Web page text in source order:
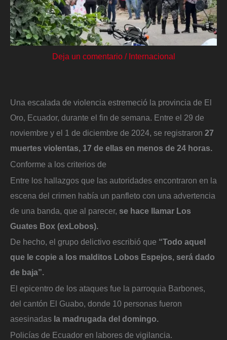
Deja un comentario / Internacional
Una escalada de violencia estremeció la provincia de El
Oro, Ecuador, durante el fin de semana. Entre el 29 de
noviembre y el 1 de diciembre de 2024, se registraron 27
muertes violentas, 17 de ellas en menos de 24 horas.
Conforme a los criterios de
Entre los hallazgos que las autoridades encontraron en la
escena del crimen había un panfleto con una advertencia
de una banda, que al parecer, se hace llamar Los
Guates Box (exLobos).
De hecho, el grupo delictivo escribió que “Todo aquel
que le copie a los malditos Lobos Espejos, será dado
de baja”.
El epicentro de los ataques fue la parroquia Barbones,
del cantón El Guabo, donde 10 personas fueron
asesinadas la madrugada del domingo.
Policías de Ecuador en labores de vigilancia.